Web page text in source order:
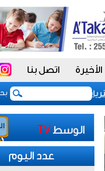
الأخيرة اتصل بنا
يمنح الحكومة السعودية
عدد اليوم